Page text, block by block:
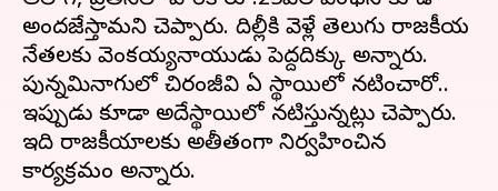
అందజేస్తామని చెప్పారు. దిల్లీకి వెళ్లే తెలుగు రాజకీయ
నేతలకు వెంకయ్యనాయుడు పెద్దదిక్కు అన్నారు.
పున్నమినాగులో చిరంజీవి ఏ స్థాయిలో నటించారో..
ఇప్పుడు కూడా అదేస్థాయిలో నటిస్తున్నట్లు చెప్పారు.
ఇది రాజకీయాలకు అతీతంగా నిర్వహించిన